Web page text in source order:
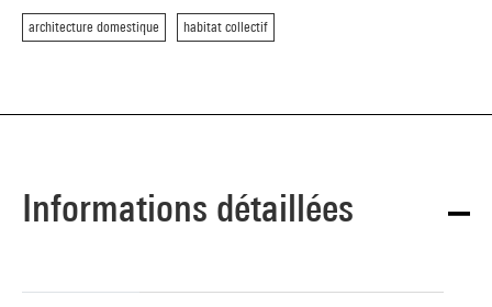
architecture domestique habitat collectif
Informations détaillées